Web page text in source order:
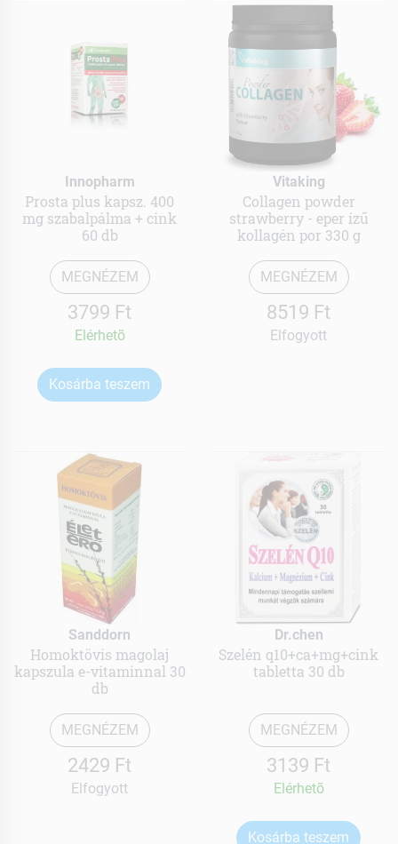
Innopharm
Prosta plus kapsz. 400
mg szabalpálma + cink
60 db
MEGNÉZEM
3799 Ft
Elérhetõ
Kosárba teszem
Vitaking
Collagen powder
strawberry - eper ízű
kollagén por 330 g
MEGNÉZEM
8519 Ft
Elfogyott
Sanddorn
Homoktövis magolaj
kapszula e-vitaminnal 30
db
MEGNÉZEM
2429 Ft
Elfogyott
Dr.chen
Szelén q10+ca+mg+cink
tabletta 30 db
MEGNÉZEM
3139 Ft
Elérhetõ
Kosárba teszem